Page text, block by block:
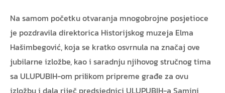
Na samom početku otvaranja mnogobrojne posjetioce
je pozdravila direktorica Historijskog muzeja Elma
Hašimbegović, koja se kratko osvrnula na značaj ove
jubilarne izložbe, kao i saradnju njihovog stručnog tima
sa ULUPUBIH-om prilikom pripreme građe za ovu
izložbu i dala riječ predsjednici ULUPUBIH-a Samini